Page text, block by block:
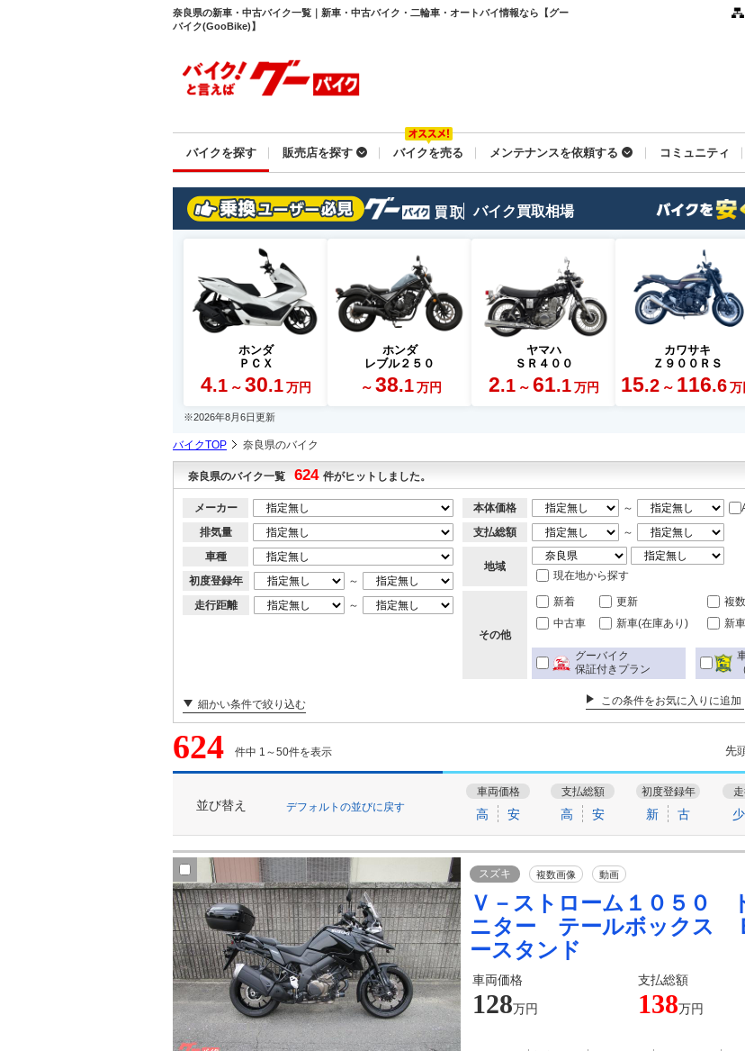
奈良県の新車・中古バイク一覧｜新車・中古バイク・二輪車・オートバイ情報なら【グー
バイク(GooBike)】
バイクを探す 販売店を探す バイクを売る メンテナンスを依頼する コミュニティ
バイク買取相場
ホンダ
ＰＣＸ
4.1 ～ 30.1 万円
ホンダ
レブル２５０
～ 38.1 万円
ヤマハ
ＳＲ４００
2.1 ～ 61.1 万円
カワサキ
Ｚ９００ＲＳ
15.2 ～ 116.6 万
※2026年8月6日更新
バイクTOP 奈良県のバイク
奈良県のバイク一覧 624 件がヒットしました。
メーカー
排気量
車種
初度登録年
～
走行距離
～
本体価格 ～
支払総額
～
地域
現在地から探す
その他
新着 更新 複
中古車
新車(在庫あり) 新
グーバイク
保証付きプラン
細かい条件で絞り込む この条件をお気に入りに追加
624 件中 1～50件を表示 先
並び替え デフォルトの並びに戻す
車両価格
高 安
支払総額
高 安
初度登録年
新 古 少
スズキ 複数画像 動画
Ｖ－ストローム１０５０
ニター テールボックス
ースタンド
車両価格 支払総額
128万円 138万円